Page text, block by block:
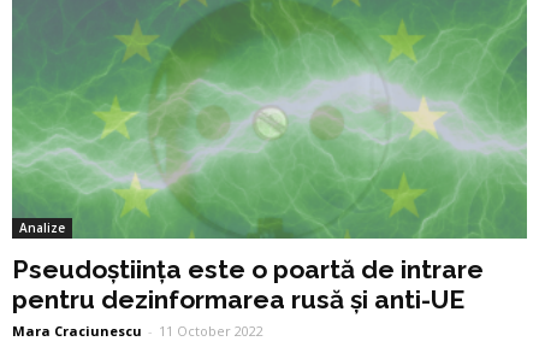
Analize
Pseudoștiința este o poartă de intrare
pentru dezinformarea rusă și anti-UE
Mara Craciunescu - 11 October 2022